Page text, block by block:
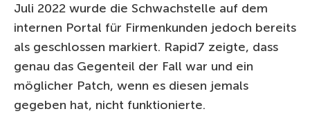
Juli 2022 wurde die Schwachstelle auf dem
internen Portal für Firmenkunden jedoch bereits
als geschlossen markiert. Rapid7 zeigte, dass
genau das Gegenteil der Fall war und ein
möglicher Patch, wenn es diesen jemals
gegeben hat, nicht funktionierte.